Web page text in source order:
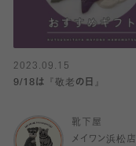
2023.09.15
9/18は『敬老の日』
靴下屋
メイワン浜松店